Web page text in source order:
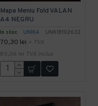
In stoc UNIKA UNK18102632
Mapa Meniu Fold VALAN
A4 NEGRU
70,30 lei + TVA
85,06 lei TVA inclus